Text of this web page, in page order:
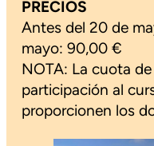
PRECIOS
Antes del 20 de
mayo: 90,00 €
NOTA: La cuota
participación al
proporcionen los